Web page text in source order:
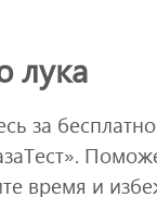
лука
за
время и